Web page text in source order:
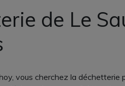
de Le
vous cherchez la déchetterie